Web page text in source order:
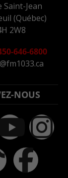
Saint-Jean
(Québec)
2W8
646-6800
NOUS